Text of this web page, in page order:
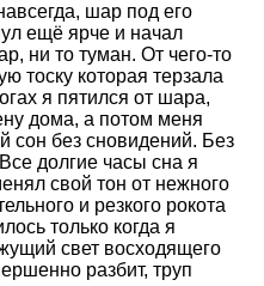
шар под его
ещё ярче и начал
ни то туман. От чего-то
тоску которая терзала
я пятился от шара,
дома, а потом меня
сон без сновидений. Без
долгие часы сна я
свой тон от нежного
и резкого рокота
только когда я
свет восходящего
разбит, труп